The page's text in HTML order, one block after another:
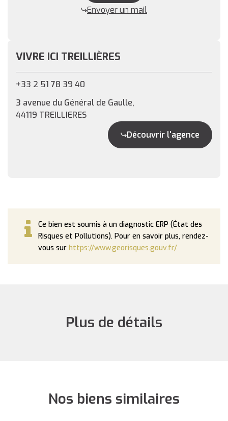
Envoyer un mail
VIVRE ICI TREILLIÈRES
+33 2 51 78 39 40
3 avenue du Général de Gaulle,
44119 TREILLIERES
Découvrir l'agence
Ce bien est soumis à un diagnostic ERP (État des
Risques et Pollutions). Pour en savoir plus, rendez-
vous sur https://www.georisques.gouv.fr/
Plus de détails
Nos biens similaires